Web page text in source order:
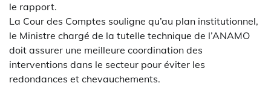
le rapport.
La Cour des Comptes souligne qu’au plan institutionnel,
le Ministre chargé de la tutelle technique de l’ANAMO
doit assurer une meilleure coordination des
interventions dans le secteur pour éviter les
redondances et chevauchements.